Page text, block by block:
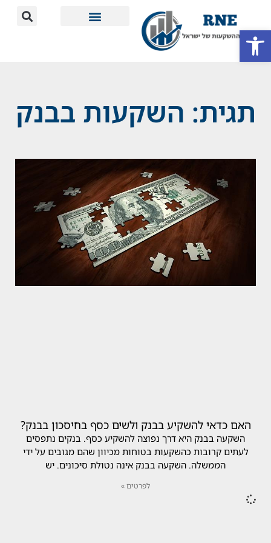
תגית: השקעות בבנק
האם כדאי להשקיע בבנק ולשים כסף בחיסכון בבנק?
השקעה בבנק היא דרך נפוצה להשקיע כסף. בנקים נתפסים
לעתים קרובות כהשקעות בטוחות מכיוון שהם מגובים על ידי
הממשלה. השקעה בבנק אינה נטולת סיכונים. יש
לפרטים »
פתח סרגל נגישות